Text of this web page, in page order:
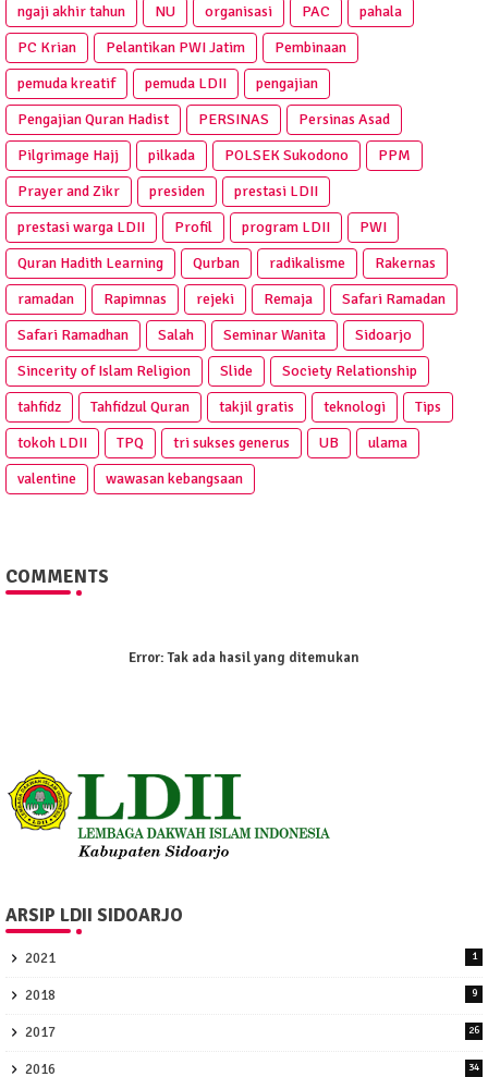
ngaji akhir tahun
NU organisasi PAC
pahala
PC Krian
Pelantikan PWI Jatim
Pembinaan
pemuda kreatif
pemuda LDII
pengajian
Pengajian Quran Hadist
PERSINAS
Persinas Asad
Pilgrimage Hajj
pilkada POLSEK Sukodono
PPM
Prayer and Zikr
presiden
prestasi LDII
prestasi warga LDII
Profil program LDII
PWI
Quran Hadith Learning
Qurban radikalisme
Rakernas
ramadan
Rapimnas rejeki Remaja
Safari Ramadan
Safari Ramadhan
Salah Seminar Wanita
Sidoarjo
Sincerity of Islam Religion
Slide
Society Relationship
tahfidz
Tahfidzul Quran takjil gratis teknologi
Tips
tokoh LDII
TPQ tri sukses generus UB
ulama
valentine
wawasan kebangsaan
COMMENTS
Error:Tak ada hasil yang ditemukan
ARSIP LDII SIDOARJO
2021 1
2018 9
2017 26
2016 34